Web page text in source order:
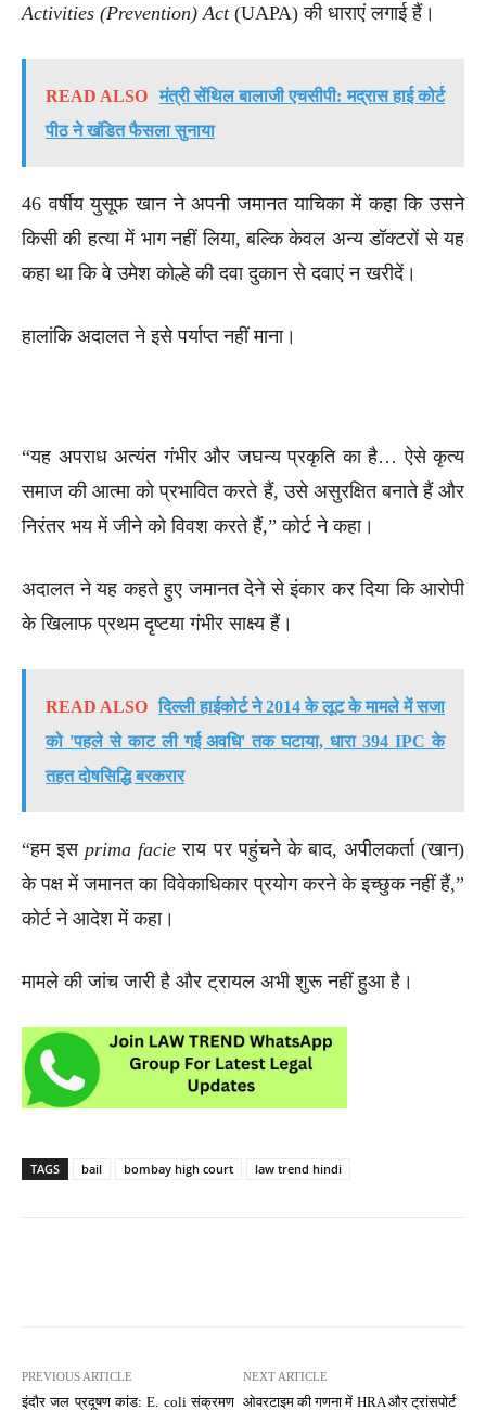
Activities (Prevention) Act(UAPA) की धाराएं लगाई हैं।
READ ALSO
मंत्री सेंथिल बालाजी एचसीपी: मद्रास हाई कोर्ट
पीठ ने खंडित फैसला सुनाया
46 वर्षीय युसूफ खान ने अपनी जमानत याचिका में कहा कि उसने
किसी की हत्या में भाग नहीं लिया, बल्कि केवल अन्य डॉक्टरों से यह
कहा था कि वे उमेश कोल्हे की दवा दुकान से दवाएं न खरीदें।
हालांकि अदालत ने इसे पर्याप्त नहीं माना।
“यह अपराध अत्यंत गंभीर और जघन्य प्रकृति का है… ऐसे कृत्य
समाज की आत्मा को प्रभावित करते हैं, उसे असुरक्षित बनाते हैं और
निरंतर भय में जीने को विवश करते हैं,” कोर्ट ने कहा।
अदालत ने यह कहते हुए जमानत देने से इंकार कर दिया कि आरोपी
के खिलाफ प्रथम दृष्टया गंभीर साक्ष्य हैं।
READ ALSO दिल्ली हाईकोर्ट ने 2014 के लूट के मामले में सजा
को 'पहले से काट ली गई अवधि' तक घटाया, धारा 394 IPC के
तहत दोषसिद्धि बरकरार
“हम इस prima facie राय पर पहुंचने के बाद, अपीलकर्ता (खान)
के पक्ष में जमानत का विवेकाधिकार प्रयोग करने के इच्छुक नहीं हैं,”
कोर्ट ने आदेश में कहा।
मामले की जांच जारी है और ट्रायल अभी शुरू नहीं हुआ है।
TAGS bail bombay high court law trend hindi
PREVIOUS ARTICLE
इंदौर जल प्रदूषण कांड: E. coli संक्रमण
NEXT ARTICLE
ओवरटाइम की गणना में HRA और ट्रांसपोर्ट